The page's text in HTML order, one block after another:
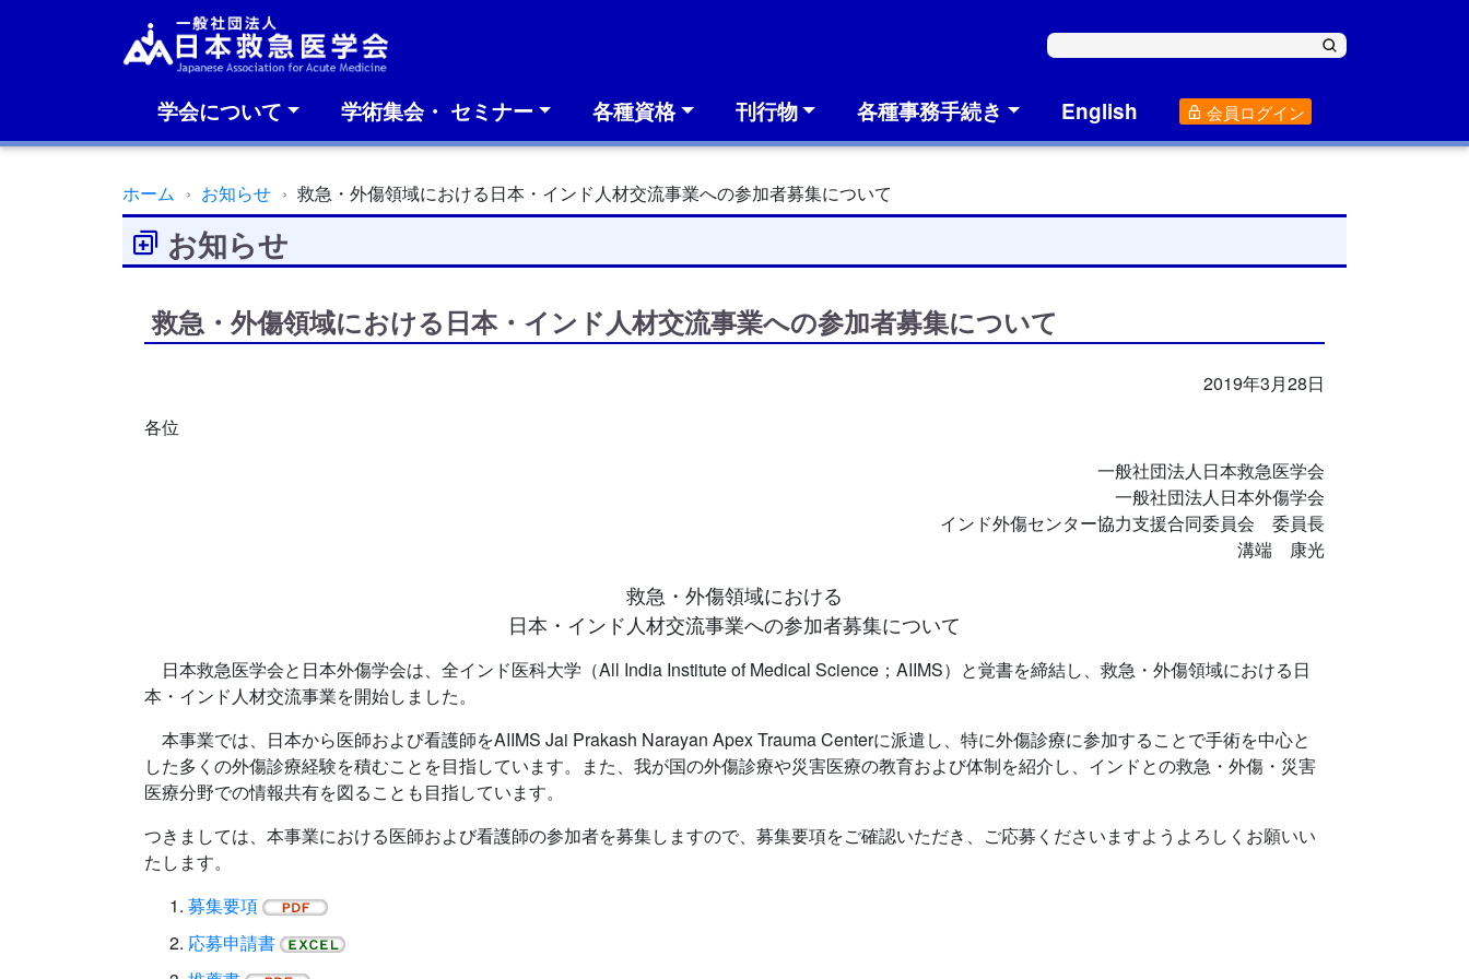
学会について 学術集会・ セミナー 各種資格 刊行物 各種事務手続き English 会員ログイン
ホーム お知らせ 救急・外傷領域における日本・インド人材交流事業への参加者募集について
お知らせ
救急・外傷領域における日本・インド人材交流事業への参加者募集について
2019年3月28日
各位
一般社団法人日本救急医学会
一般社団法人日本外傷学会
インド外傷センター協力支援合同委員会 委員長
溝端 康光
救急・外傷領域における
日本・インド人材交流事業への参加者募集について
日本救急医学会と日本外傷学会は、全インド医科大学（All India Institute of Medical Science；AIIMS）と覚書を締結し、救急・外傷領域における日
本・インド人材交流事業を開始しました。
本事業では、日本から医師および看護師をAIIMS Jai Prakash Narayan Apex Trauma Centerに派遣し、特に外傷診療に参加することで手術を中心と
した多くの外傷診療経験を積むことを目指しています。また、我が国の外傷診療や災害医療の教育および体制を紹介し、インドとの救急・外傷・災害
医療分野での情報共有を図ることも目指しています。
つきましては、本事業における医師および看護師の参加者を募集しますので、募集要項をご確認いただき、ご応募くださいますようよろしくお願いい
たします。
募集要項
応募申請書